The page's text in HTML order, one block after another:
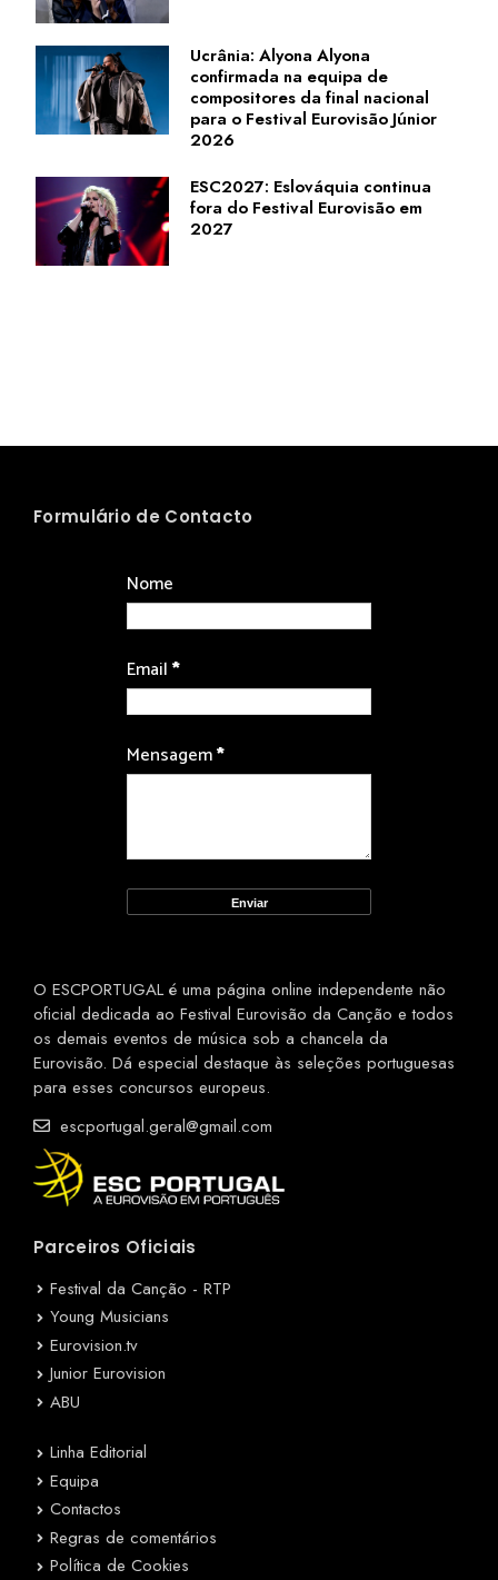
Ucrânia: Alyona Alyona
confirmada na equipa de
compositores da final nacional
para o Festival Eurovisão Júnior
2026
ESC2027: Eslováquia continua
fora do Festival Eurovisão em
2027
Formulário de Contacto
Nome
Email*
Mensagem*
O ESCPORTUGAL é uma página online independente não
oficial dedicada ao Festival Eurovisão da Canção e todos
os demais eventos de música sob a chancela da
Eurovisão. Dá especial destaque às seleções portuguesas
para esses concursos europeus.
escportugal.geral@gmail.com
Parceiros Oficiais
Festival da Canção - RTP
Young Musicians
Eurovision.tv
Junior Eurovision
ABU
Linha Editorial
Equipa
Contactos
Regras de comentários
Política de Cookies